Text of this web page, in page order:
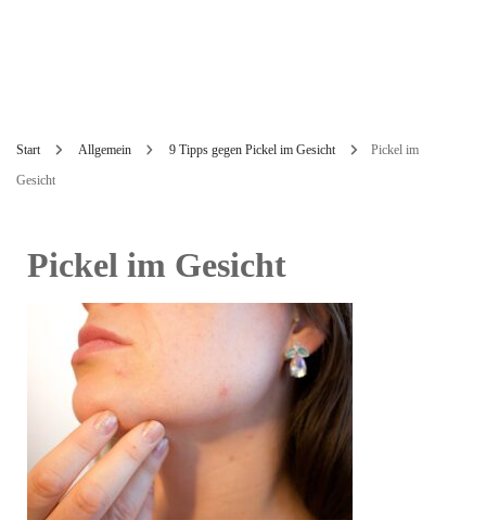
Start Allgemein 9 Tipps gegen Pickel im Gesicht
Pickel im
Gesicht
Pickel im Gesicht